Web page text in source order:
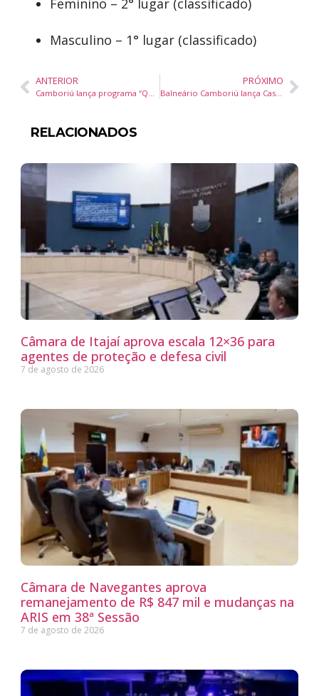
Feminino – 2° lugar (classificado)
Masculino – 1° lugar (classificado)
ANTERIOR
Camboriú lança programa “Quita Fácil” com descontos e parcelamento para regularização de débitos
PRÓXIMO
Balneário Camboriú lança Castra Pet e Patinha Cidadã para ampliar políticas de bem-estar animal
RELACIONADOS
Câmara de Itajaí aprova escala 12×36 para
agentes de proteção e defesa civil
7 de agosto de 2026
Câmara de Navegantes aprova
remanejamento de R$ 847 mil e mudanças na
ARIS em 38ª Sessão
7 de agosto de 2026